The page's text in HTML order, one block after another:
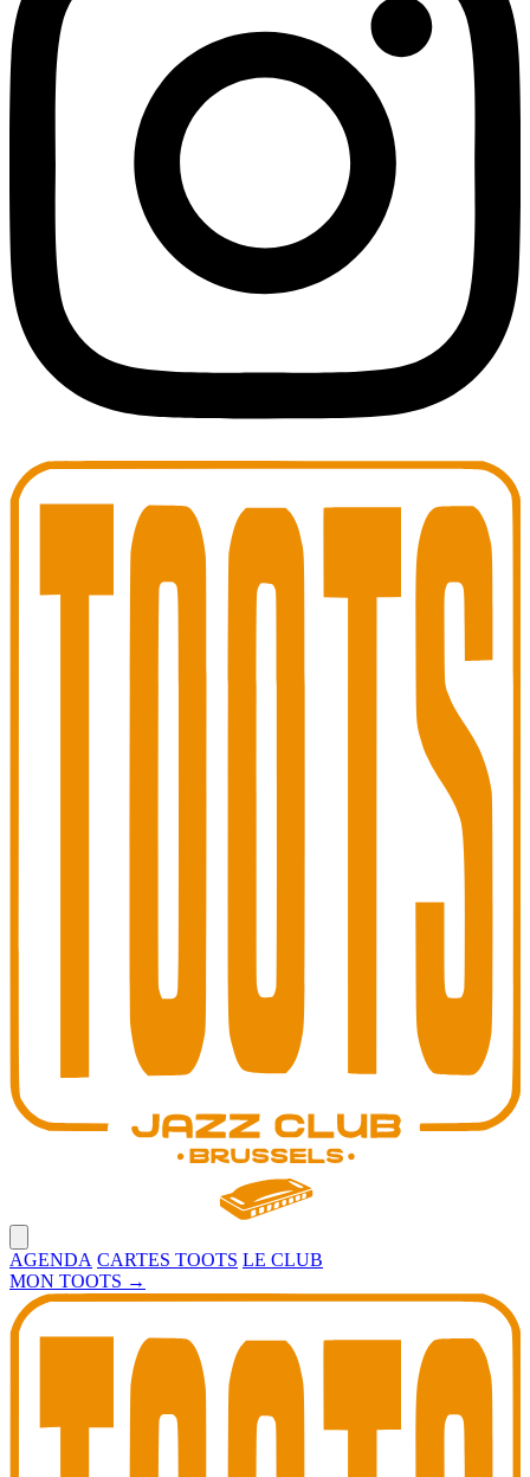
Toots Jazz Club
AGENDA CARTES TOOTS LE CLUB
MON TOOTS →
Toots Jazz Club